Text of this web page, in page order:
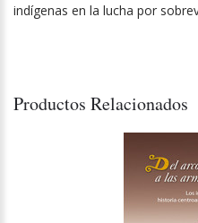
indígenas en la lucha por
Productos Relacionados